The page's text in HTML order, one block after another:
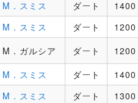
M．スミス ダート 1400
M．スミス ダート 1200
M．ガルシア ダート 1200
M．スミス ダート 1400
M．スミス ダート 1300